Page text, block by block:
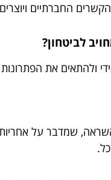
החברתיים
לביטחון?
ולהתאים את
שמדבר על